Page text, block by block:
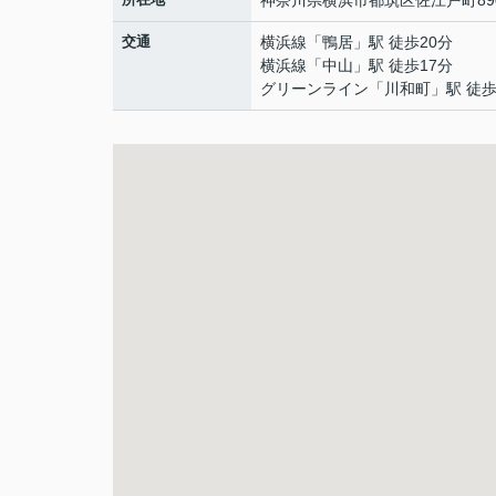
交通 横浜線 「鴨居 」駅 徒歩20分
横浜線 「中山 」駅 徒歩17分
グリーンライン 「 川和町 」駅 徒